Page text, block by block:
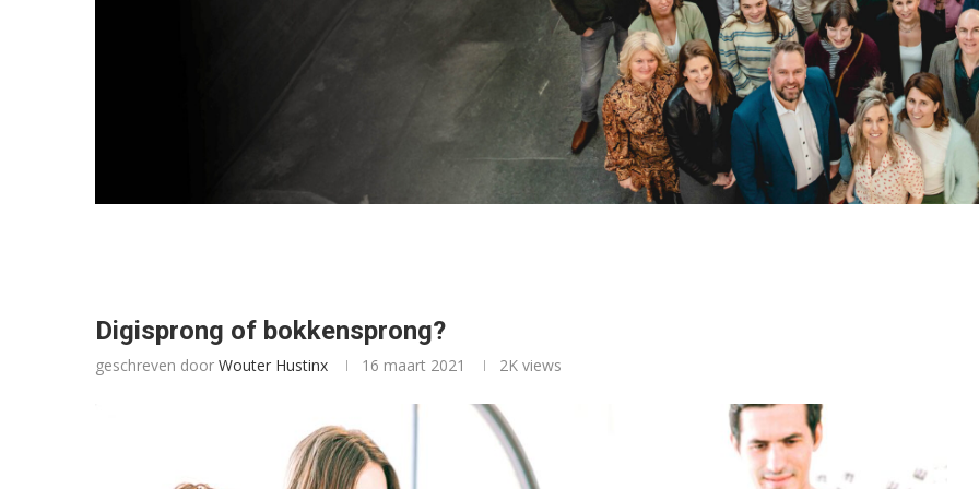
Digisprong of bokkensprong?
geschreven door Wouter Hustinx 16 maart 2021 2K views